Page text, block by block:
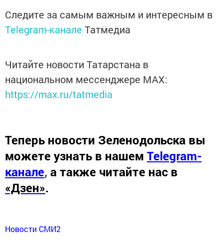
Следите за самым важным и интересным в
Telegram-канале Татмедиа
Читайте новости Татарстана в
национальном мессенджере MАХ:
https://max.ru/tatmedia
Теперь новости Зеленодольска вы
можете узнать в нашем Telegram-
канале, а также читайте нас в
«Дзен».
Новости СМИ2